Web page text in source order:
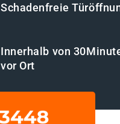
Schadenfreie
Innerhalb von
vor Ort